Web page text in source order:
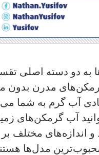
به دو دسته اصلی
مدرن بدون
آب گرم به شما
آب گرمکن‌‌های
مدل‌ها